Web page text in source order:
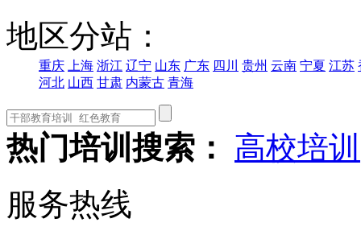
地区分站：
重庆 上海 浙江 辽宁 山东 广东 四川 贵州 云南 宁夏 江苏
河北 山西 甘肃 内蒙古 青海
热门培训搜索：
高校培训
服务热线